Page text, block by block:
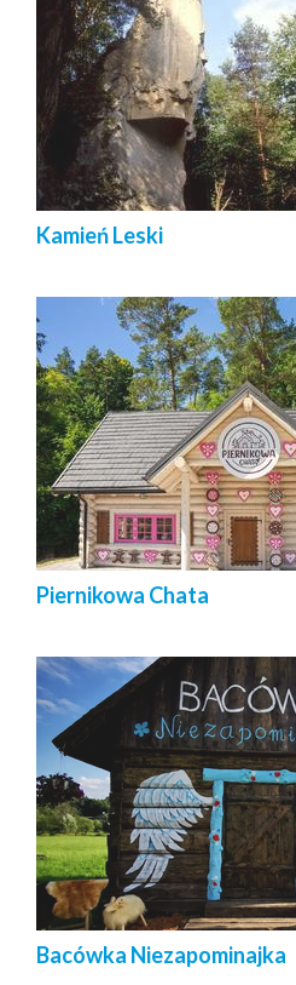
Kamień Leski
Piernikowa Chata
Bacówka Niezapominajka